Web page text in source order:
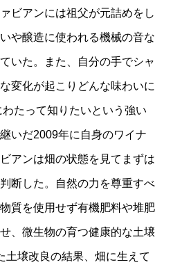
ビアンには祖父が元詰めをし
や醸造に使われる機械の音な
いた。また、自分の手でシャ
変化が起こりどんな味わいに
たって知りたいという強い
いだ2009年に自身のワイナ
アンは畑の状態を見てまずは
断した。自然の力を尊重すべ
質を使用せず有機肥料や堆肥
、微生物の育つ健康的な土壌
土壌改良の結果、畑に生えて